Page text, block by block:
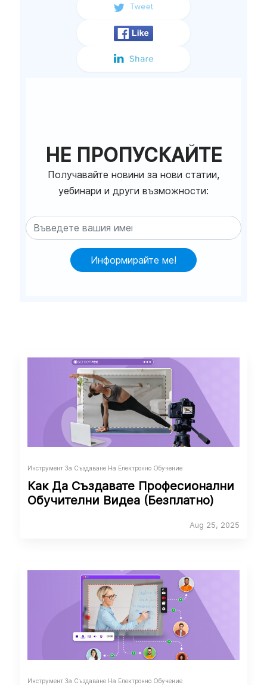
НЕ ПРОПУСКАЙТЕ
Получавайте новини за нови статии,
уебинари и други възможности:
Информирайте ме!
Инструмент За Създаване На Електронно Обучение
Как Да Създавате Професионални
Обучителни Видеа (Безплатно)
Aug 25, 2025
Инструмент За Създаване На Електронно Обучение